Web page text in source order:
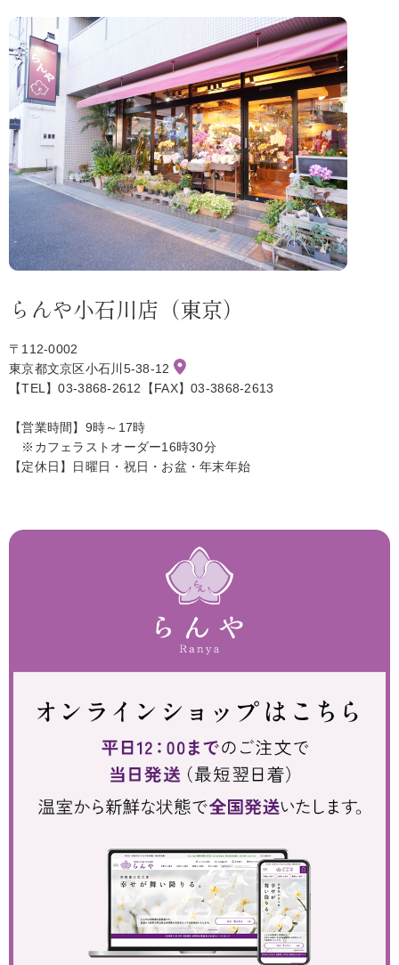
らんや小石川店（東京）
〒112-0002
東京都文京区小石川5-38-12
【TEL】03-3868-2612【FAX】03-3868-2613
【営業時間】9時～17時
※カフェラストオーダー16時30分
【定休日】日曜日・祝日・お盆・年末年始